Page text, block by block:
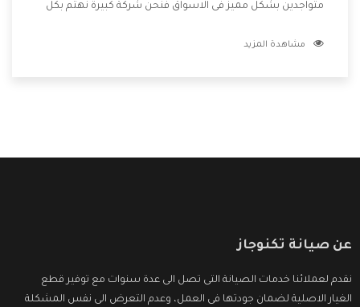
متواجدين بشكل مميز فى الاسواق فنحن شركة كبيرة نهتم بكل
الشركة بها والتى تكون منها خدمة الصيانة التى تكون من أهم
مشاهدة المزيد
عن صيانة تكنوجاز
نقدم لعملائنا خدمات الصيانة التى تصل الى عدة سنوات مع توفير قطع
الغيار الاصلية لضمان جودتها فى العمل، وعدم التعرض الى نفس المشكلة